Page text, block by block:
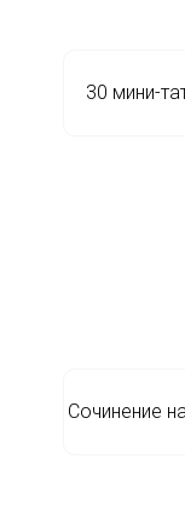
30 мини-
Сочинение